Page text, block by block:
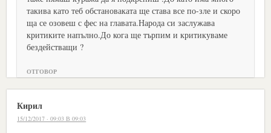
такива като теб обстановаката ще става все по-зле и скоро
ща се озовеш с фес на главата.Народа си заслужава
критиките напълно.До кога ще търпим и критикуваме
бездействащи ?
ОТГОВОР
Кирил
15/12/2017 · 09:03 В 09:03